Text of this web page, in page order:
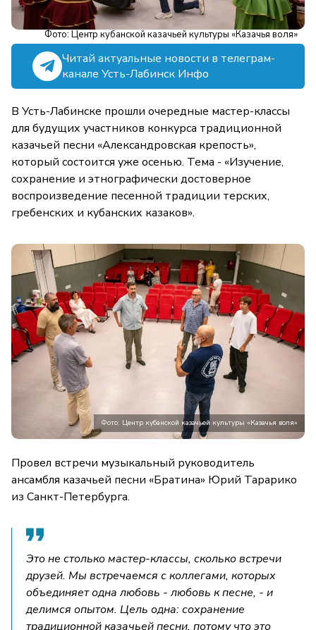
Фото: Центр кубанской казачьей культуры «Казачья воля»
Читай актуальные новости в телеграм-
канале Усть-Лабинск Инфо
В Усть-Лабинске прошли очередные мастер-классы
для будущих участников конкурса традиционной
казачьей песни «Александровская крепость»,
который состоится уже осенью. Тема - «Изучение,
сохранение и этнографически достоверное
воспроизведение песенной традиции терских,
гребенских и кубанских казаков».
Фото: Центр кубанской казачьей культуры «Казачья воля»
Провел встречи музыкальный руководитель
ансамбля казачьей песни «Братина» Юрий Тарарико
из Санкт-Петербурга.
Это не столько мастер-классы, сколько встречи
друзей. Мы встречаемся с коллегами, которых
объединяет одна любовь - любовь к песне, - и
делимся опытом. Цель одна: сохранение
традиционной казачьей песни, потому что это